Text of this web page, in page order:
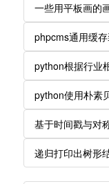
一些用平板画的
phpcms通用缓
python根据行业
python使用朴素
基于时间戳与对
递归打印出树形